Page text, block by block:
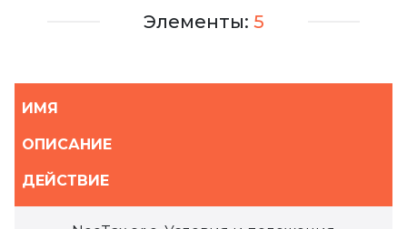
Элементы: 5
ИМЯ
ОПИСАНИЕ
ДЕЙСТВИЕ